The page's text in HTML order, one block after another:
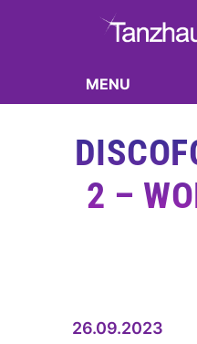
MENU
2 –
26.09.2023